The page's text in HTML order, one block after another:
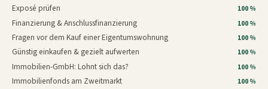
Exposé prüfen 100 %
Finanzierung & Anschlussfinanzierung 100 %
Fragen vor dem Kauf einer Eigentumswohnung 100 %
Günstig einkaufen & gezielt aufwerten 100 %
Immobilien-GmbH: Lohnt sich das? 100 %
Immobilienfonds am Zweitmarkt 100 %